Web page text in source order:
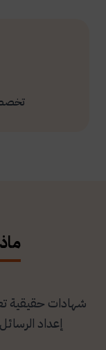
شهادات حقيقية
إعداد